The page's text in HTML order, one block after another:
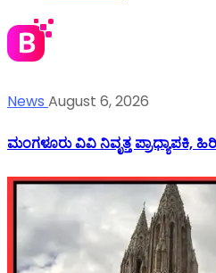
News August 6, 2026
ಮಂಗಳೂರು ವಿವಿ ನಿವೃತ್ತ ಪ್ರಾಧ್ಯಾಪಕಿ,